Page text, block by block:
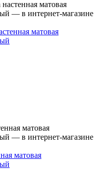
матовая
матовая